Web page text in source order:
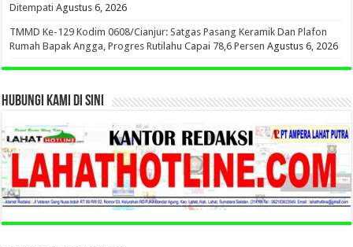
Ditempati Agustus 6, 2026
TMMD Ke-129 Kodim 0608/Cianjur: Satgas Pasang Keramik Dan Plafon
Rumah Bapak Angga, Progres Rutilahu Capai 78,6 Persen Agustus 6, 2026
HUBUNGI KAMI DI SINI